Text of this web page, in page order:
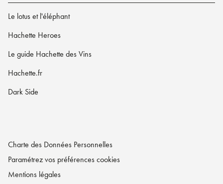
Le lotus et l'éléphant
Hachette Heroes
Le guide Hachette des Vins
Hachette.fr
Dark Side
Charte des Données Personnelles
Paramétrez vos préférences cookies
Mentions légales